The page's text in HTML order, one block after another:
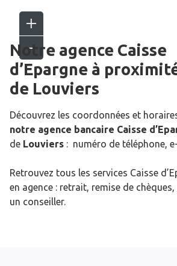
Notre agence Caisse
d’Epargne à
de Louviers
Découvrez les coordonnées et
notre agence bancaire Caisse
de Louviers : numéro de téléphone,
Retrouvez tous les services Caisse
en agence : retrait, remise de
un conseiller.